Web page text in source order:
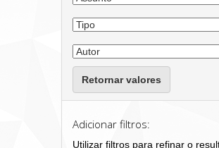
Retornar valores
Adicionar filtros:
Utilizar filtros para refinar o